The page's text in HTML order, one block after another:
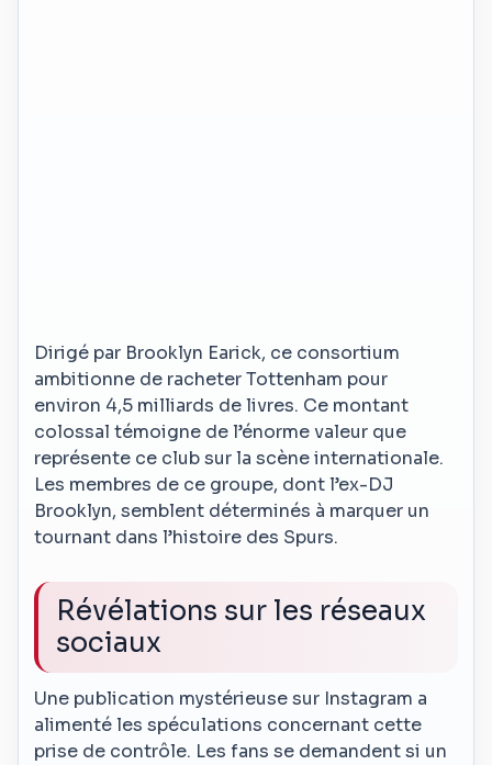
Dirigé par Brooklyn Earick, ce consortium
ambitionne de racheter Tottenham pour
environ 4,5 milliards de livres. Ce montant
colossal témoigne de l’énorme valeur que
représente ce club sur la scène internationale.
Les membres de ce groupe, dont l’ex-DJ
Brooklyn, semblent déterminés à marquer un
tournant dans l’histoire des Spurs.
Révélations sur les réseaux
sociaux
Une publication mystérieuse sur Instagram a
alimenté les spéculations concernant cette
prise de contrôle. Les fans se demandent si un